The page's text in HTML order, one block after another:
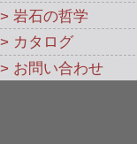
> 岩石の哲学
> カタログ
> お問い合わせ